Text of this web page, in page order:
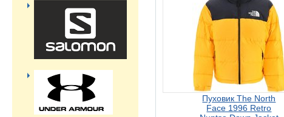
Пуховик The North
Face 1996 Retro